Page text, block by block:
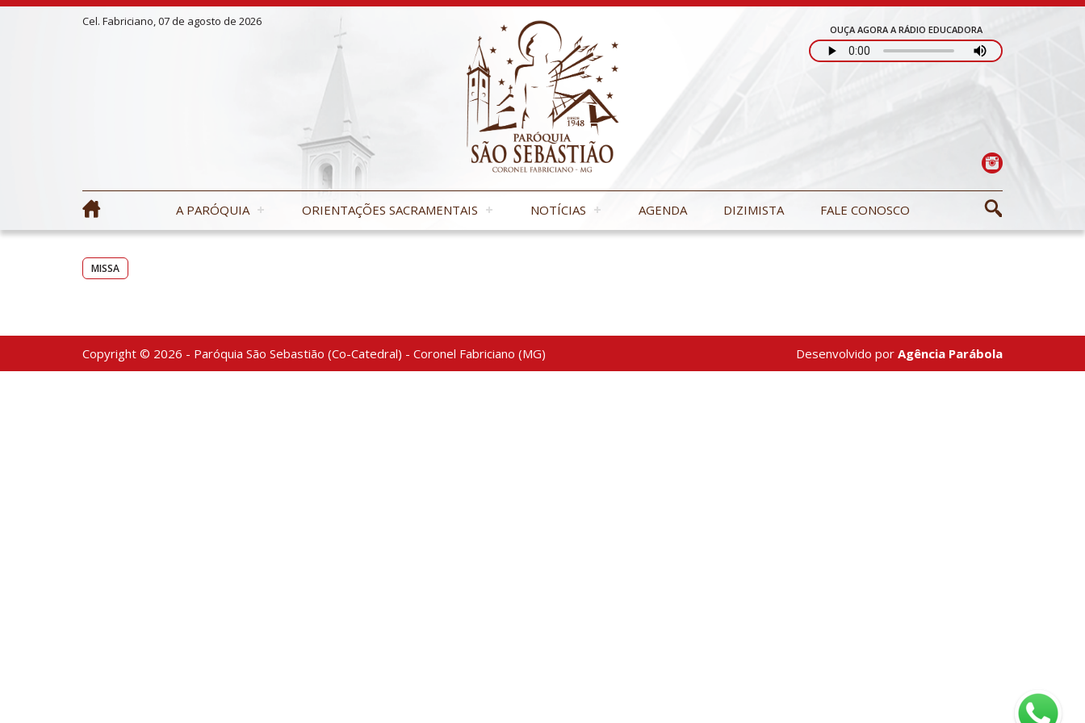
Cel. Fabriciano, 07 de agosto de 2026
OUÇA AGORA A RÁDIO EDUCADORA
A PARÓQUIA ORIENTAÇÕES SACRAMENTAIS NOTÍCIAS AGENDA DIZIMISTA FALE CONOSCO
MISSA
Copyright © 2026 - Paróquia São Sebastião (Co-Catedral) - Coronel Fabriciano (MG) Desenvolvido por Agência Parábola